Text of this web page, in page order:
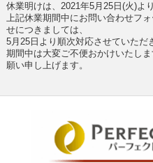
休業明けは、2021年5月25日(火)よ
上記休業期間中にお問い合わせフ
せにつきましては、
5月25日より順次対応させていただ
期間中は大変ご不便おかけいたし
願い申し上げます。